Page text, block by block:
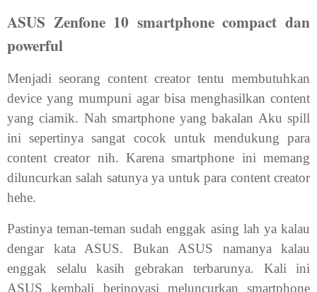
ASUS Zenfone 10 smartphone compact dan
powerful
Menjadi seorang content creator tentu membutuhkan
device yang mumpuni agar bisa menghasilkan content
yang ciamik. Nah smartphone yang bakalan Aku spill
ini sepertinya sangat cocok untuk mendukung para
content creator nih. Karena smartphone ini memang
diluncurkan salah satunya ya untuk para content creator
hehe.
Pastinya teman-teman sudah enggak asing lah ya kalau
dengar kata ASUS. Bukan ASUS namanya kalau
enggak selalu kasih gebrakan terbarunya. Kali ini
ASUS kembali berinovasi meluncurkan smartphone